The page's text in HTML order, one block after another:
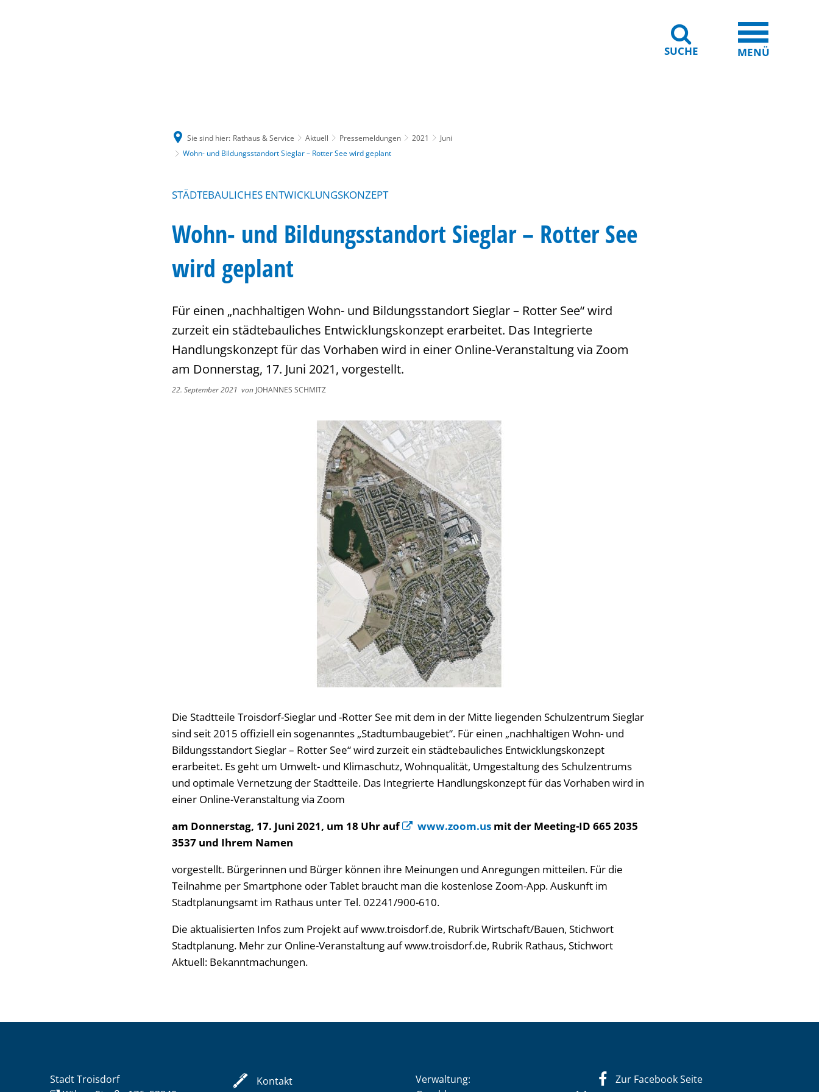
SUCHE MENÜ
Sie sind hier: Rathaus & Service Aktuell Pressemeldungen 2021
Juni
Wohn- und Bildungsstandort Sieglar – Rotter See wird geplant
STÄDTEBAULICHES ENTWICKLUNGSKONZEPT
Wohn- und Bildungsstandort Sieglar – Rotter See
wird geplant
Für einen „nachhaltigen Wohn- und Bildungsstandort Sieglar – Rotter See“ wird
zurzeit ein städtebauliches Entwicklungskonzept erarbeitet. Das Integrierte
Handlungskonzept für das Vorhaben wird in einer Online-Veranstaltung via Zoom
am Donnerstag, 17. Juni 2021, vorgestellt.
22. September 2021 von JOHANNES SCHMITZ
Die Stadtteile Troisdorf-Sieglar und -Rotter See mit dem in der Mitte liegenden Schulzentrum Sieglar
sind seit 2015 offiziell ein sogenanntes „Stadtumbaugebiet“. Für einen „nachhaltigen Wohn- und
Bildungsstandort Sieglar – Rotter See“ wird zurzeit ein städtebauliches Entwicklungskonzept
erarbeitet. Es geht um Umwelt- und Klimaschutz, Wohnqualität, Umgestaltung des Schulzentrums
und optimale Vernetzung der Stadtteile. Das Integrierte Handlungskonzept für das Vorhaben wird in
einer Online-Veranstaltung via Zoom
am Donnerstag, 17. Juni 2021, um 18 Uhr auf
www.zoom.us mit der Meeting-ID 665 2035
3537 und Ihrem Namen
vorgestellt. Bürgerinnen und Bürger können ihre Meinungen und Anregungen mitteilen. Für die
Teilnahme per Smartphone oder Tablet braucht man die kostenlose Zoom-App. Auskunft im
Stadtplanungsamt im Rathaus unter Tel. 02241/900-610.
Die aktualisierten Infos zum Projekt auf www.troisdorf.de, Rubrik Wirtschaft/Bauen, Stichwort
Stadtplanung. Mehr zur Online-Veranstaltung auf www.troisdorf.de, Rubrik Rathaus, Stichwort
Aktuell: Bekanntmachungen.
Stadt Troisdorf
Kontakt
Verwaltung:
Zur Facebook Seite